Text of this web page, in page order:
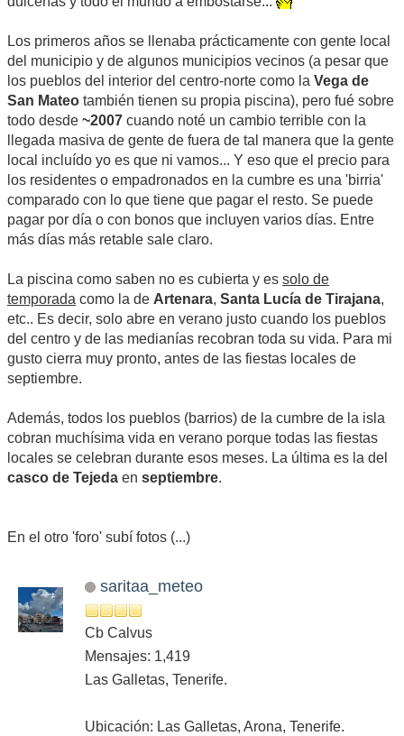
Los primeros años se llenaba prácticamente con gente local
del municipio y de algunos municipios vecinos (a pesar que
los pueblos del interior del centro-norte como la Vega de
San Mateo también tienen su propia piscina), pero fué sobre
todo desde ~2007 cuando noté un cambio terrible con la
llegada masiva de gente de fuera de tal manera que la gente
local incluído yo es que ni vamos... Y eso que el precio para
los residentes o empadronados en la cumbre es una 'birria'
comparado con lo que tiene que pagar el resto. Se puede
pagar por día o con bonos que incluyen varios días. Entre
más días más retable sale claro.
La piscina como saben no es cubierta y es solo de
temporada como la de Artenara, Santa Lucía de Tirajana,
etc.. Es decir, solo abre en verano justo cuando los pueblos
del centro y de las medianías recobran toda su vida. Para mi
gusto cierra muy pronto, antes de las fiestas locales de
septiembre.
Además, todos los pueblos (barrios) de la cumbre de la isla
cobran muchísima vida en verano porque todas las fiestas
locales se celebran durante esos meses. La última es la del
casco de Tejeda en septiembre.
En el otro 'foro' subí fotos (...)
saritaa_meteo
Cb Calvus
Mensajes: 1,419
Las Galletas, Tenerife.
Ubicación: Las Galletas, Arona, Tenerife.